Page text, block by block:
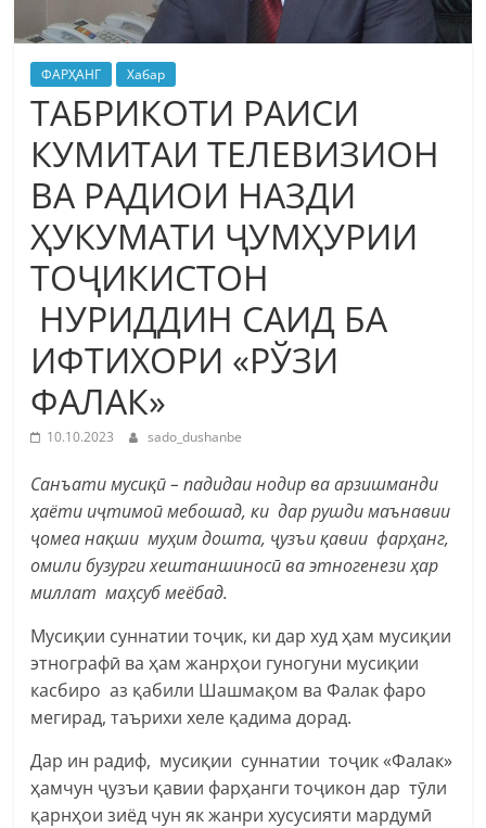
ФАРҲАНГ Хабар
ТАБРИКОТИ РАИСИ
КУМИТАИ ТЕЛЕВИЗИОН
ВА РАДИОИ НАЗДИ
ҲУКУМАТИ ҶУМҲУРИИ
ТОҶИКИСТОН
НУРИДДИН САИД БА
ИФТИХОРИ «РЎЗИ
ФАЛАК»
10.10.2023 sado_dushanbe
Санъати мусиқӣ – падидаи нодир ва арзишманди
ҳаёти иҷтимоӣ мебошад, ки дар рушди маънавии
ҷомеа нақши муҳим дошта, ҷузъи қавии фарҳанг,
омили бузурги хештаншиносӣ ва этногенези ҳар
миллат маҳсуб меёбад.
Мусиқии суннатии тоҷик, ки дар худ ҳам мусиқии
этнографӣ ва ҳам жанрҳои гуногуни мусиқии
касбиро аз қабили Шашмақом ва Фалак фаро
мегирад, таърихи хеле қадима дорад.
Дар ин радиф, мусиқии суннатии тоҷик «Фалак»
ҳамчун ҷузъи қавии фарҳанги тоҷикон дар тӯли
қарнҳои зиёд чун як жанри хусусияти мардумӣ